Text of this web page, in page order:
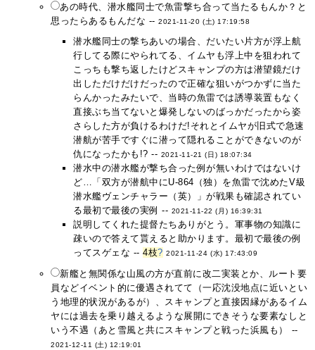
あの時代、潜水艦同士で魚雷撃ち合って当たるもんか？と
思ったらあるもんだな --2021-11-20 (土) 17:19:58
潜水艦同士の撃ちあいの場合、だいたい片方が浮上航
行してる際にやられてる、イムヤも浮上中を狙われて
こっちも撃ち返したけどスキャンプの方は潜望鏡だけ
出しただけだけだったので正確な狙いがつかずに当た
らんかったみたいで、当時の魚雷では誘導装置もなく
直接ぶち当てないと爆発しないのばっかだったから姿
さらした方が負けるわけだ!それとイムヤが旧式で急速
潜航が苦手ですぐに潜って隠れることができないのが
仇になったかも!? -- 2021-11-21 (日) 18:07:34
潜水中の潜水艦が撃ち合った例が無いわけではないけ
ど…「双方が潜航中にU-864（独）を魚雷で沈めたV級
潜水艦ヴェンチャラー（英）」が戦果も確認されてい
る最初で最後の実例 -- 2021-11-22 (月) 16:39:31
説明してくれた提督たちありがとう。軍事物の知識に
疎いので答えて貰えると助かります。最初で最後の例
ってスゲェな --4枝? 2021-11-24 (水) 17:43:09
新艦と無関係な山風の方が直前に改二実装とか、ルート要
員などイベント的に優遇されてて（一応沈没地点に近いとい
う地理的状況があるが）、スキャンプと直接因縁があるイム
ヤには過去を乗り越えるような展開にできそうな要素なしと
いう不遇（あと雪風と共にスキャンプと戦った浜風も） --
2021-12-11 (土) 12:19:01